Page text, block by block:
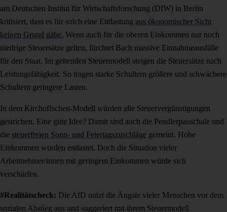
am Deutschen Institut für Wirtschaftsforschung (DIW) in Berlin
kritisiert, dass es für solch eine Entlastung aus ökonomischer Sicht
keinen Grund gäbe. Wenn auch für die oberen Einkommen nur noch
niedrige Steuersätze gelten, fürchtet Bach massive Einnahmeausfälle
für den Staat. Im geltenden Steuermodell steigen die Steuersätze nach
Leistungsfähigkeit. So tragen starke Schultern größere und schwächere
Schultern geringere Lasten.
In dem Kirchoffschen-Modell würden alle Steuervergünstigungen
gestrichen. Eine gute Idee? Damit sind auch die Pendlerpauschale und
die steuerfreien Sonn- und Feiertagszuschläge gemeint. Hohe
Einkommen würden entlastet. Doch die Situation vieler
Arbeitnehmer/innen mit geringem Einkommen würde sich
verschärfen.
#Realitätscheck: Die AfD nutzt die Ängste vieler Menschen vor dem
sozialen Abstieg aus und suggeriert mit ihrem Steuermodell